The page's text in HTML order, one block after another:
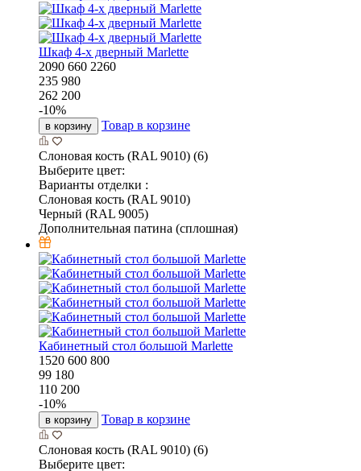
Шкаф 4-х дверный Marlette
2090 660 2260
235 980
262 200
-10%
в корзину Товар в корзине
Слоновая кость (RAL 9010) (6)
Выберите цвет:
Варианты отделки :
Слоновая кость (RAL 9010)
Черный (RAL 9005)
Дополнительная патина (сплошная)
Кабинетный стол большой Marlette
1520 600 800
99 180
110 200
-10%
в корзину Товар в корзине
Слоновая кость (RAL 9010) (6)
Выберите цвет: